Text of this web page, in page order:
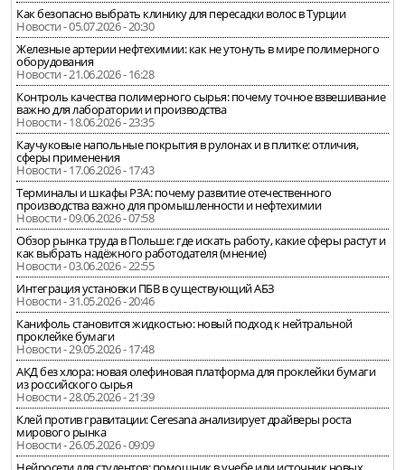
Как безопасно выбрать клинику для пересадки волос в Турции
Новости - 05.07.2026 - 20:30
Железные артерии нефтехимии: как не утонуть в мире полимерного
оборудования
Новости - 21.06.2026 - 16:28
Контроль качества полимерного сырья: почему точное взвешивание
важно для лаборатории и производства
Новости - 18.06.2026 - 23:35
Каучуковые напольные покрытия в рулонах и в плитке: отличия,
сферы применения
Новости - 17.06.2026 - 17:43
Терминалы и шкафы РЗА: почему развитие отечественного
производства важно для промышленности и нефтехимии
Новости - 09.06.2026 - 07:58
Обзор рынка труда в Польше: где искать работу, какие сферы растут и
как выбрать надёжного работодателя (мнение)
Новости - 03.06.2026 - 22:55
Интеграция установки ПБВ в существующий АБЗ
Новости - 31.05.2026 - 20:46
Канифоль становится жидкостью: новый подход к нейтральной
проклейке бумаги
Новости - 29.05.2026 - 17:48
АКД без хлора: новая олефиновая платформа для проклейки бумаги
из российского сырья
Новости - 28.05.2026 - 21:39
Клей против гравитации: Ceresana анализирует драйверы роста
мирового рынка
Новости - 26.05.2026 - 09:09